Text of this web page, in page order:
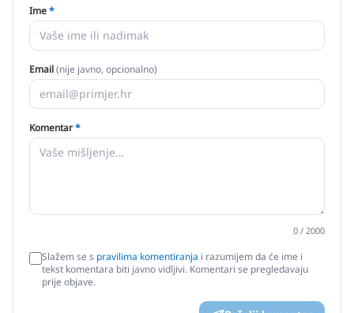
Ime*
Email(nije javno, opcionalno)
Komentar*
0 / 2000
Slažem se s pravilima komentiranja i razumijem da će ime i
tekst komentara biti javno vidljivi. Komentari se pregledavaju
prije objave.